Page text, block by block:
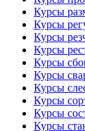
Курсы
Курсы
Курсы
Курсы
Курсы
Курсы
Курсы
Курсы
Курсы
Курсы